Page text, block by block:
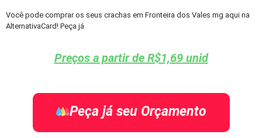
Você pode comprar os seus crachas em Fronteira dos Vales mg aqui na
AlternativaCard! Peça já
Preços a partir de R$1,69 unid
Peça já seu Orçamento